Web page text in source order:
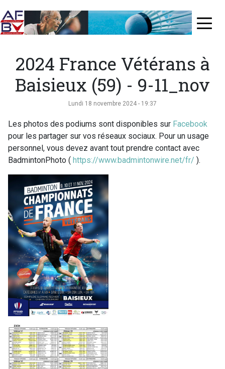
au
contenu
≡
2024 France Vétérans à
Baisieux (59) - 9-11_nov
Lundi 18 novembre 2024 - 19:37
Les photos des podiums sont disponibles sur Facebook
pour les partager sur vos réseaux sociaux. Pour un usage
personnel, vous devez avant tout prendre contact avec
BadmintonPhoto ( https://www.badmintonwire.net/fr/ ).